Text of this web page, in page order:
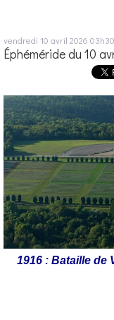
vendredi 10 avril 2026 03h30
Éphéméride du 10
1916 : Bataille de